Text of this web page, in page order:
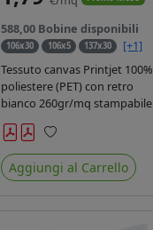
588,00 Bobine disponibili
106x30 106x5 137x30
[+1]
Tessuto canvas Printjet 100%
poliestere (PET) con retro
bianco 260gr/mq stampabile
con inchiostri solvente,
ecosolvente, uv e latex.
Preferiti
Aggiungi al Carrello